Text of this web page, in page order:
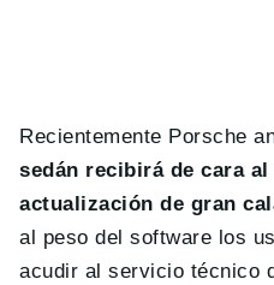
Recientemente Porsche
sedán recibirá de cara
actualización de gran
al peso del software los
acudir al servicio técnico